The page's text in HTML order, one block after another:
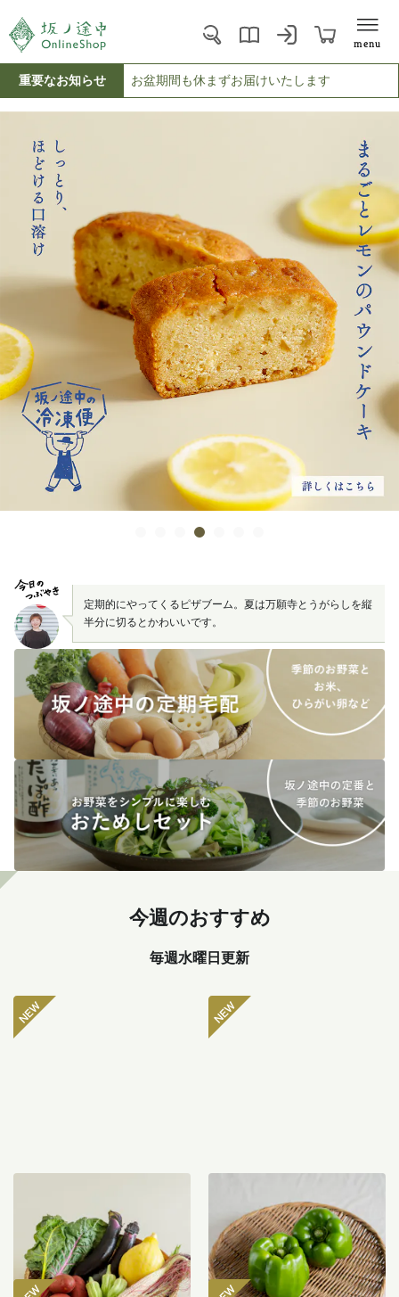
menu
重要なお知らせ お盆期間も休まずお届けいたします
定期的にやってくるピザブーム。夏は万願寺とうがらしを縦
半分に切るとかわいいです。
今週のおすすめ
毎週水曜日更新
2,980円
マン 300g
485円〜